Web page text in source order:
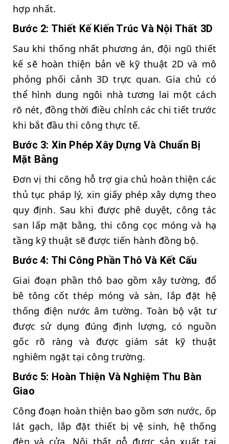
hợp nhất.
Bước 2: Thiết Kế Kiến Trúc Và Nội Thất 3D
Sau khi thống nhất phương án, đội ngũ thiết
kế sẽ hoàn thiện bản vẽ kỹ thuật 2D và mô
phỏng phối cảnh 3D trực quan. Gia chủ có
thể hình dung ngôi nhà tương lai một cách
rõ nét, đồng thời điều chỉnh các chi tiết trước
khi bắt đầu thi công thực tế.
Bước 3: Xin Phép Xây Dựng Và Chuẩn Bị
Mặt Bằng
Đơn vị thi công hỗ trợ gia chủ hoàn thiện các
thủ tục pháp lý, xin giấy phép xây dựng theo
quy định. Sau khi được phê duyệt, công tác
san lấp mặt bằng, thi công cọc móng và hạ
tầng kỹ thuật sẽ được tiến hành đồng bộ.
Bước 4: Thi Công Phần Thô Và Kết Cấu
Giai đoạn phần thô bao gồm xây tường, đổ
bê tông cốt thép móng và sàn, lắp đặt hệ
thống điện nước âm tường. Toàn bộ vật tư
được sử dụng đúng định lượng, có nguồn
gốc rõ ràng và được giám sát kỹ thuật
nghiêm ngặt tại công trường.
Bước 5: Hoàn Thiện Và Nghiệm Thu Bàn
Giao
Công đoạn hoàn thiện bao gồm sơn nước, ốp
lát gạch, lắp đặt thiết bị vệ sinh, hệ thống
đèn và cửa. Nội thất gỗ được sản xuất tại